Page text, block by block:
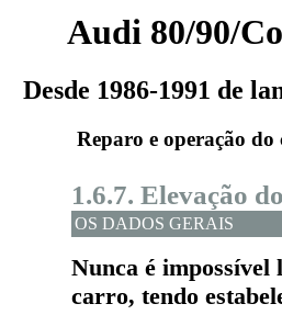
Audi 80/90/
Desde 1986-1991 de
Reparo e operação do
1.6.7. Elevação
OS DADOS GERAIS
Nunca é impossível
carro, tendo